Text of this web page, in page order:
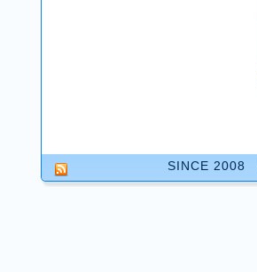
SINCE 2008